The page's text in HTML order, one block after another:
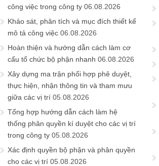
công việc trong công ty 06.08.2026
Khảo sát, phân tích và mục đích thiết kế
mô tả công việc 06.08.2026
Hoàn thiện và hướng dẫn cách làm cơ
cấu tổ chức bộ phận nhanh 06.08.2026
Xây dựng ma trận phối hợp phê duyệt,
thực hiện, nhận thông tin và tham mưu
giữa các vị trí 05.08.2026
Tổng hợp hướng dẫn cách làm hệ
thống phân quyền kí duyệt cho các vị trí
trong công ty 05.08.2026
Xác định quyền bộ phận và phân quyền
cho các vị trí 05.08.2026